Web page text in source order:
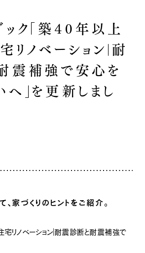
スタッフ紹介
お客様の声
よくある質問
お問い合わせ
0120-930-493
ック「築40年以上
ノベーション｜耐
震補強で安心を
」を更新しまし
、家づくりのヒントをご紹介。
リノベーション｜耐震診断と耐震補強で